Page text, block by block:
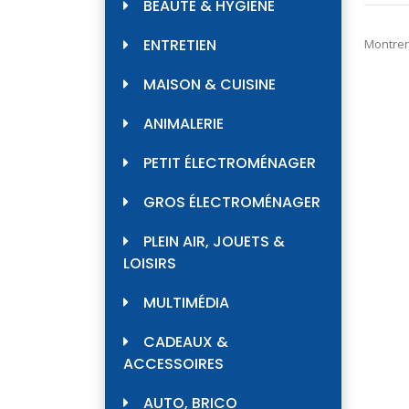
BEAUTÉ & HYGIÈNE
ENTRETIEN
MAISON & CUISINE
ANIMALERIE
PETIT ÉLECTROMÉNAGER
GROS ÉLECTROMÉNAGER
PLEIN AIR, JOUETS &
LOISIRS
MULTIMÉDIA
CADEAUX &
ACCESSOIRES
AUTO, BRICO